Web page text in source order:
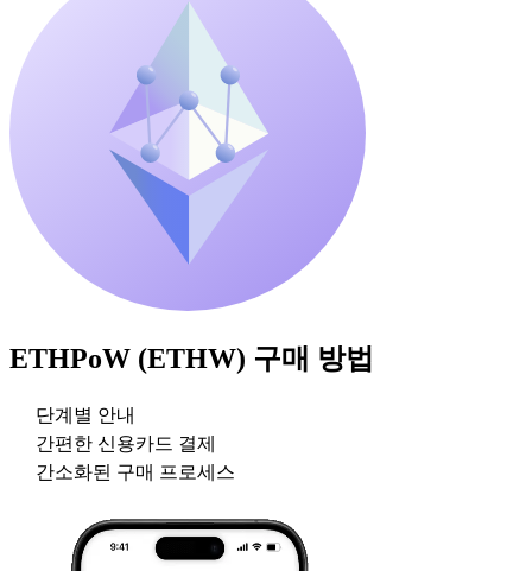
ETHPoW (ETHW) 구매 방법
단계별 안내
간편한 신용카드 결제
간소화된 구매 프로세스